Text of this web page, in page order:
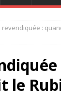
revendiquée :